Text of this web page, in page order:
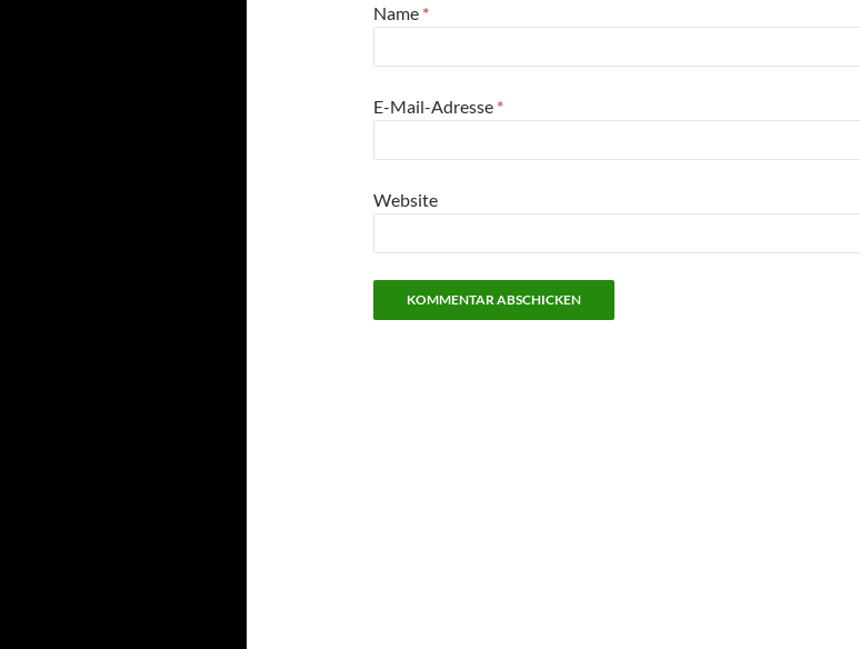
Name *
E-Mail-Adresse *
Website